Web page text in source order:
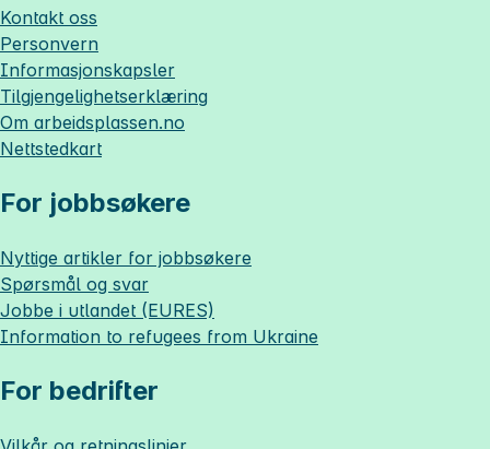
Kontakt oss
Personvern
Informasjonskapsler
Tilgjengelighetserklæring
Om arbeidsplassen.no
Nettstedkart
For jobbsøkere
Nyttige artikler for jobbsøkere
Spørsmål og svar
Jobbe i utlandet (EURES)
Information to refugees from Ukraine
For bedrifter